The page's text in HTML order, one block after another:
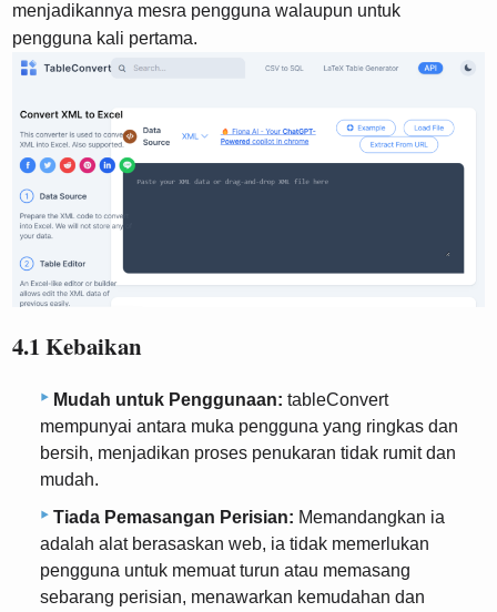
menjadikannya mesra pengguna walaupun untuk
pengguna kali pertama.
4.1 Kebaikan
Mudah untuk Penggunaan: tableConvert
mempunyai antara muka pengguna yang ringkas dan
bersih, menjadikan proses penukaran tidak rumit dan
mudah.
Tiada Pemasangan Perisian: Memandangkan ia
adalah alat berasaskan web, ia tidak memerlukan
pengguna untuk memuat turun atau memasang
sebarang perisian, menawarkan kemudahan dan